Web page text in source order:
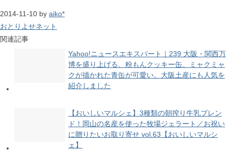
2014-11-10 by aiko*
おとりよせネット
関連記事
Yahoo!ニュースエキスパート｜239 大阪・関西万
博を盛り上げる、粉もんクッキー缶。ミャクミャ
クが描かれた青缶が可愛い。大阪土産にも人気を
紹介しました
【おいしいマルシェ】3種類の朝搾り牛乳ブレン
ド！岡山の名産を使った牧場ジェラート／お祝い
に贈りたいお取り寄せ vol.63【おいしいマルシ
ェ】